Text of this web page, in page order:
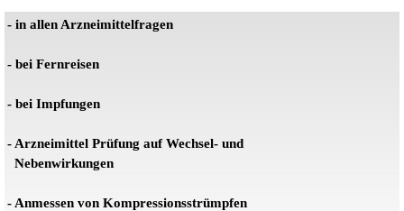
- in allen Arzneimittelfragen
- bei Fernreisen
- bei Impfungen
- Arzneimittel Prüfung auf Wechsel- und
Nebenwirkungen
- Anmessen von Kompressionsstrümpfen